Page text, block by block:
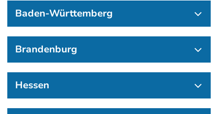
Baden-Württemberg
Brandenburg
Hessen